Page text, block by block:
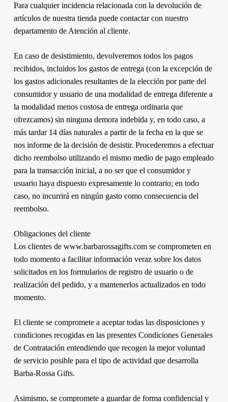
Para cualquier incidencia relacionada con la devolución de
artículos de nuestra tienda puede contactar con nuestro
departamento de Atención al cliente.
En caso de desistimiento, devolveremos todos los pagos
recibidos, incluidos los gastos de entrega (con la excepción de
los gastos adicionales resultantes de la elección por parte del
consumidor y usuario de una modalidad de entrega diferente a
la modalidad menos costosa de entrega ordinaria que
ofrezcamos) sin ninguna demora indebida y, en todo caso, a
más tardar 14 días naturales a partir de la fecha en la que se
nos informe de la decisión de desistir. Procederemos a efectuar
dicho reembolso utilizando el mismo medio de pago empleado
para la transacción inicial, a no ser que el consumidor y
usuario haya dispuesto expresamente lo contrario; en todo
caso, no incurrirá en ningún gasto como consecuencia del
reembolso.
Obligaciones del cliente
Los clientes de www.barbarossagifts.com se comprometen en
todo momento a facilitar información veraz sobre los datos
solicitados en los formularios de registro de usuario o de
realización del pedido, y a mantenerlos actualizados en todo
momento.
El cliente se compromete a aceptar todas las disposiciones y
condiciones recogidas en las presentes Condiciones Generales
de Contratación entendiendo que recogen la mejor voluntad
de servicio posible para el tipo de actividad que desarrolla
Barba-Rossa Gifts.
Asimismo, se compromete a guardar de forma confidencial y